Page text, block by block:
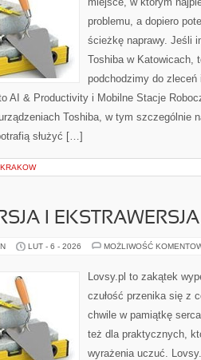
problemu, a dopiero
ścieżkę naprawy. Jeśli
Toshiba w Katowicach,
podchodzimy do
AI & Productivity i Mobilne Stacje
Toshiba, w tym szczególnie
służyć […]
I EKSTRAWERSJA
LUT - 6 - 2026 MOŻLIWOŚĆ
Lovsy.pl to zakątek
czułość przenika się z
chwile w pamiątkę
też dla praktycznych,
wyrażenia uczuć.